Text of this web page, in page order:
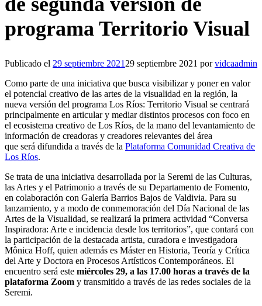
programa Territorio Visual
Publicado el 29 septiembre 2021 29 septiembre 2021 porvidcaadmin
Como parte de una iniciativa que busca visibilizar y poner en valor
el potencial creativo de las artes de la visualidad en la región, la
nueva versión del programa Los Ríos: Territorio Visual se centrará
principalmente en articular y mediar distintos procesos con foco en
el ecosistema creativo de Los Ríos, de la mano del levantamiento de
información de creadoras y creadores relevantes del área
que será difundida a través de la Plataforma Comunidad Creativa de
Los Ríos.
Se trata de una iniciativa desarrollada por la Seremi de las Culturas,
las Artes y el Patrimonio a través de su Departamento de Fomento,
en colaboración con Galería Barrios Bajos de Valdivia. Para su
lanzamiento, y a modo de conmemoración del Día Nacional de las
Artes de la Visualidad, se realizará la primera actividad “Conversa
Inspiradora: Arte e incidencia desde los territorios”, que contará con
la participación de la destacada artista, curadora e investigadora
Mônica Hoff, quien además es Máster en Historia, Teoría y Crítica
del Arte y Doctora en Procesos Artísticos Contemporáneos. El
encuentro será este miércoles 29, a las 17.00 horas a través de la
plataforma Zoom y transmitido a través de las redes sociales de la
Seremi.